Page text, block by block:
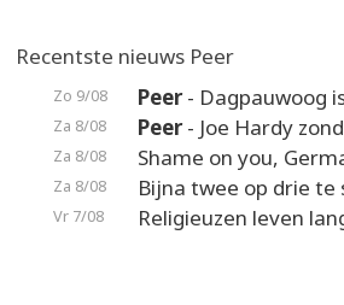
Recentste nieuws Peer
Zo 9/08 Peer- Dagpauwoog
Za 8/08 Peer- Joe Hardy
Za 8/08 Shame on you,
Za 8/08 Bijna twee op drie te
Vr 7/08 Religieuzen leven